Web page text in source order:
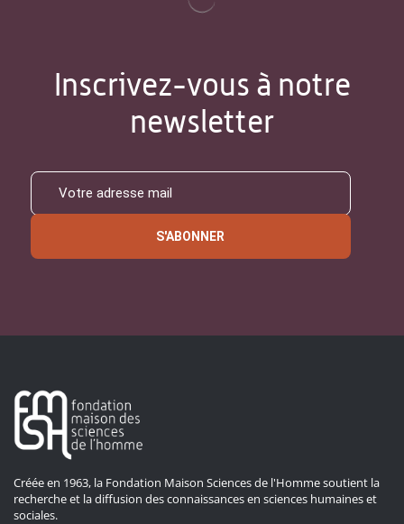
Inscrivez-vous à notre
newsletter
S'ABONNER
Créée en 1963, la Fondation Maison Sciences de l'Homme soutient la
recherche et la diffusion des connaissances en sciences humaines et
sociales.